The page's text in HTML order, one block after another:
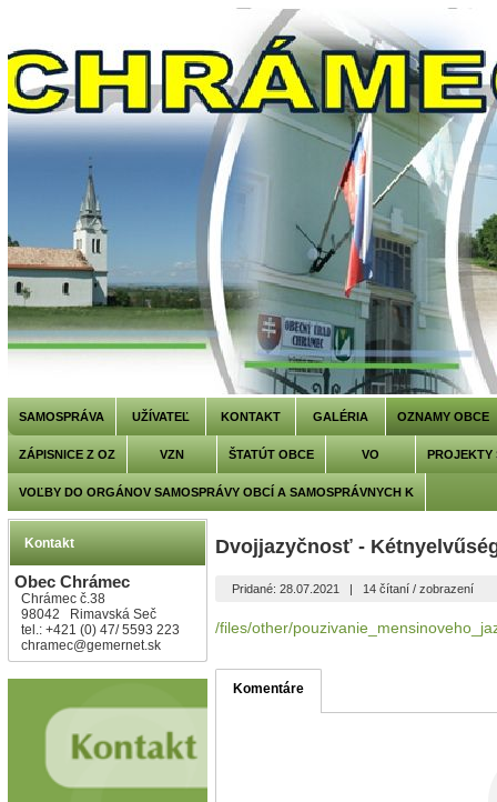
SAMOSPRÁVA UŽÍVATEĽ KONTAKT GALÉRIA OZNAMY OBCE
ZÁPISNICE Z OZ VZN ŠTATÚT OBCE VO PROJEKTY
VOĽBY DO ORGÁNOV SAMOSPRÁVY OBCÍ A SAMOSPRÁVNYCH K
Kontakt
Obec Chrámec
Chrámec č.38
98042 Rimavská Seč
tel.: +421 (0) 47/ 5593 223
chramec@gemernet.sk
Dvojjazyčnosť -
Pridané: 28.07.2021 | 14 čítaní / zobrazení
/files/other/
Komentáre